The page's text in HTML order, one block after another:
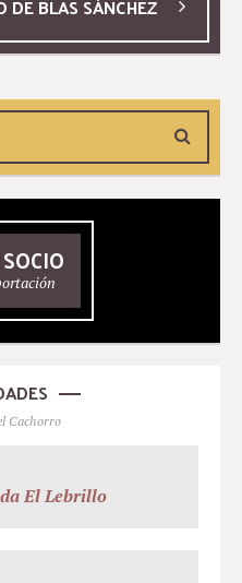
DE BLAS SÁNCHEZ
Cachorro
El Lebrillo